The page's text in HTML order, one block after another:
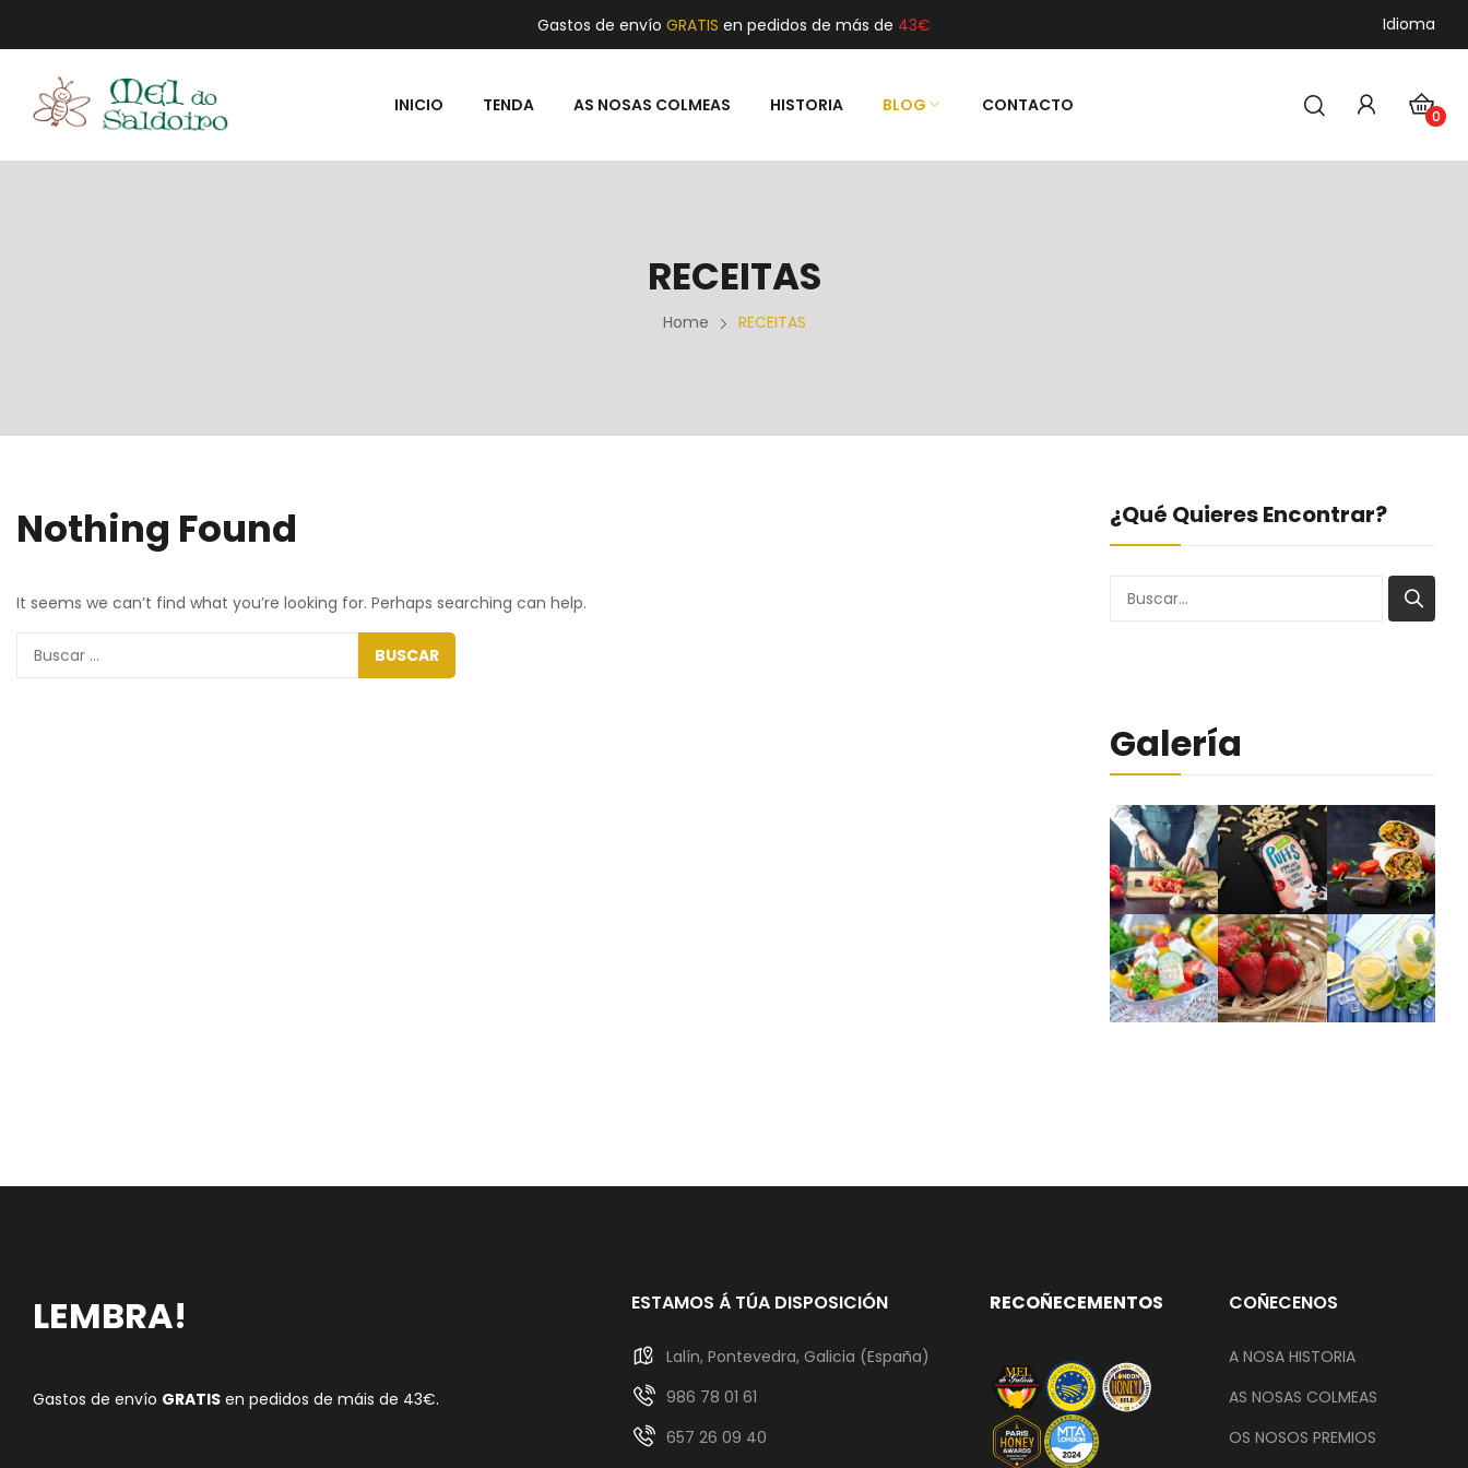
Gastos de envío GRATIS en pedidos de más de 43€ Idioma
INICIO TENDA AS NOSAS COLMEAS HISTORIA BLOG CONTACTO 0
RECEITAS
Home RECEITAS
Nothing Found
It seems we can’t find what you’re looking for. Perhaps searching can help.
Buscar:
¿Qué Quieres Encontrar?
Buscar
Galería
LEMBRA!
Gastos de envío GRATIS en pedidos de máis de 43€.
ESTAMOS Á TÚA DISPOSICIÓN
Lalín, Pontevedra, Galicia (España)
986 78 01 61
657 26 09 40
RECOÑECEMENTOS COÑECENOS
A NOSA HISTORIA
AS NOSAS COLMEAS
OS NOSOS PREMIOS